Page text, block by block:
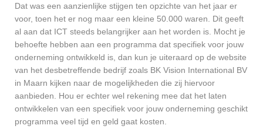
Dat was een aanzienlijke stijgen ten opzichte van het jaar er
voor, toen het er nog maar een kleine 50.000 waren. Dit geeft
al aan dat ICT steeds belangrijker aan het worden is. Mocht je
behoefte hebben aan een programma dat specifiek voor jouw
onderneming ontwikkeld is, dan kun je uiteraard op de website
van het desbetreffende bedrijf zoals BK Vision International BV
in Maarn kijken naar de mogelijkheden die zij hiervoor
aanbieden. Hou er echter wel rekening mee dat het laten
ontwikkelen van een specifiek voor jouw onderneming geschikt
programma veel tijd en geld gaat kosten.